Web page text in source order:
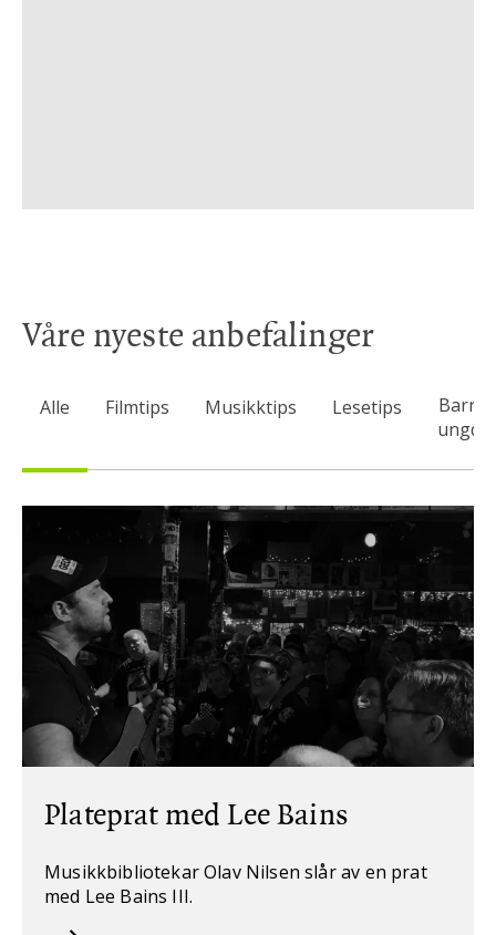
Våre nyeste anbefalinger
Alle Filmtips Musikktips Lesetips
Barn
Plateprat med Lee Bains
Musikkbibliotekar Olav Nilsen slår av en prat
med Lee Bains III.